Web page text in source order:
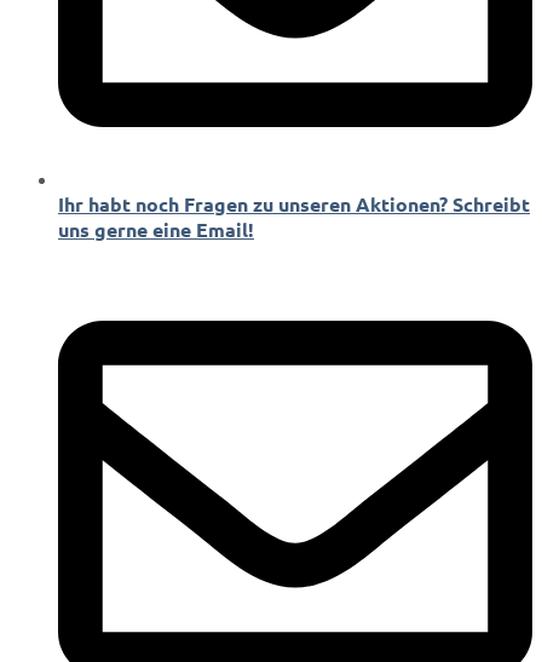
Ihr habt noch Fragen zu unseren Aktionen? Schreibt
uns gerne eine Email!